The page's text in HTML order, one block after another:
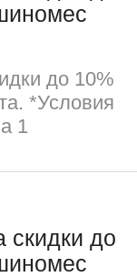
до 10%
*Условия
1
скидки до